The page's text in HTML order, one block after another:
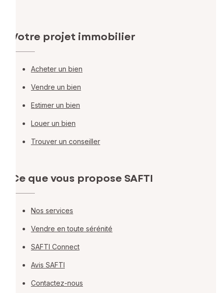
Votre projet immobilier
Acheter un bien
Vendre un bien
Estimer un bien
Louer un bien
Trouver un conseiller
Ce que vous propose SAFTI
Nos services
Vendre en toute sérénité
SAFTI Connect
Avis SAFTI
Contactez-nous